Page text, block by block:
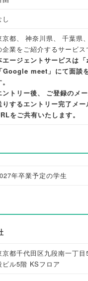
し
京都 神奈川県 千葉県
企業をご紹介するサービス
エージェントサービスは 「
「Google meet 」 にて面談
。
ントリー後、
ご登録のメ
りするエントリー完了メー
をご共有いたします。
年卒業予定の学生
京都千代田区九段南一丁
ビル5階 KSフロア